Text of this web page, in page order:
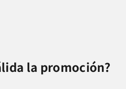
la promoción?